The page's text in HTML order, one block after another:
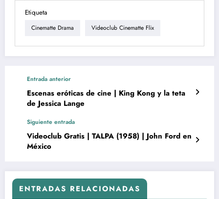
Etiqueta
Cinematte Drama Videoclub Cinematte Flix
Entrada anterior
Escenas eróticas de cine | King Kong y la teta
de Jessica Lange
Siguiente entrada
Videoclub Gratis | TALPA (1958) | John Ford en
México
ENTRADAS RELACIONADAS